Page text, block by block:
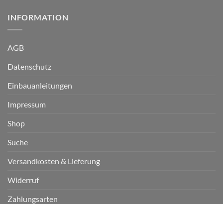
INFORMATION
AGB
Datenschutz
Einbauanleitungen
Impressum
Shop
Suche
Versandkosten & Lieferung
Widerruf
Zahlungsarten